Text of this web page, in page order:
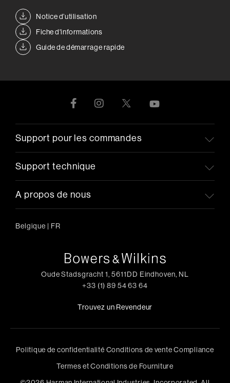
Notice d’utilisation
Fiche d'informations
Guide de démarrage rapide
Support pour les commandes
Support technique
A propos de nous
Belgique | FR
Oude Stadsgracht 1, 5611DD Eindhoven, NL
+33 (1) 89 54 63 64
Trouvez un Revendeur
Politique de confidentialité Conditions de venteCompliance
Termes et Conditions de Fourniture